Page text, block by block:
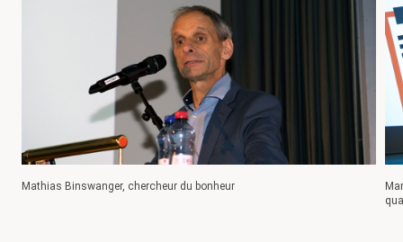
Mathias Binswanger, chercheur du bonheur